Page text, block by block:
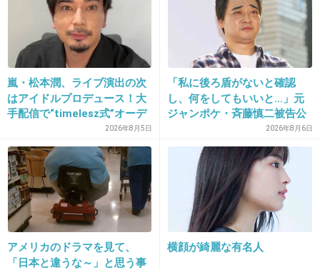
セブンがスクープ
girlschannel.net
矢口真里、夫・中村昌也と別居か？！女性セブンがスクープ別居！矢口真
里、格差婚夫・中村昌也と離婚危機！ - ズバリ裏芸能元モーニング娘。で、
の「女性セブン」がスクープしている。【発覚大ス...
+14 -3
27. 匿名2013/06/15(土) 20:19:38
ネタをマジにとられてもって感じだな
+5
嵐・松本潤、ライブ演出の次
はアイドルプロデュース！大
手配信で“timelesz式”オーデ
ィション番組が進行中か2026年8月5日
「私に後ろ盾がないと確認
し、何をしてもいいと…」元
ジャンポケ・斉藤慎二被告公
2026年8月6日
アメリカのドラマを見て、
「日本と違うな～」と思う事
横顔が綺麗な有名人